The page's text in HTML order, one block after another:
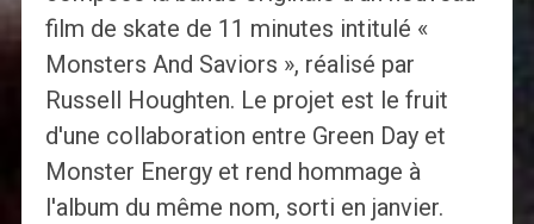
film de skate de 11 minutes intitulé «
Monsters And Saviors », réalisé par
Russell Houghten. Le projet est le fruit
d'une collaboration entre Green Day et
Monster Energy et rend hommage à
l'album du même nom, sorti en janvier.